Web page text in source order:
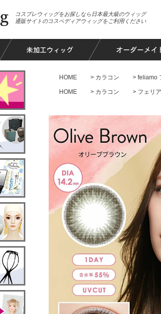
コスプレウィッグをお探しなら日本最大級のウィッグ
通販サイトのコスペディアウィッグをご利用ください
HOME カラコン feliamo
HOME カラコン フェリ